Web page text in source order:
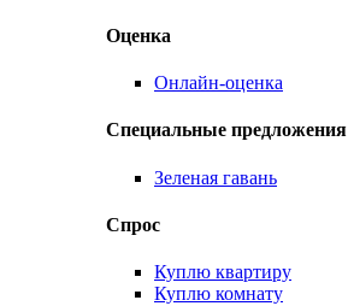
Оценка
Онлайн-оценка
Специальные предложения
Зеленая гавань
Спрос
Куплю квартиру
Куплю комнату